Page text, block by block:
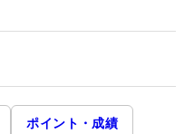
ポイント・成績